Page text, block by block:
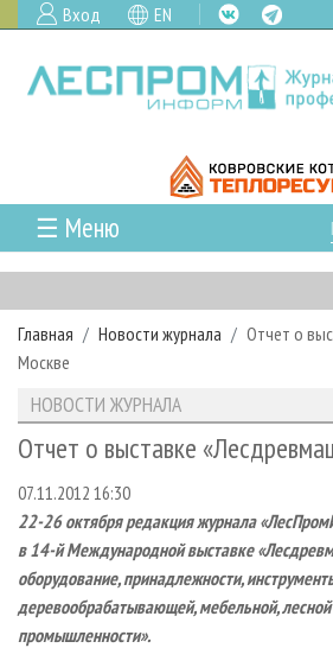
Вход EN
☰ Меню
ГЛАВНАЯ
РУБРИКИ И ТЕМЫ
РУБРИКИ ЖУРНАЛА
ЛЕСОЗАГОТОВКА
ЛЕСОПИЛЕНИЕ
ДЕРЕВООБРАБОТКА
СУШКА ДРЕВЕСИНЫ
ПРОИЗВОДСТВО ДРЕВЕСНЫХ ПЛИТ
ДЕРЕВЯННОЕ ДОМОСТРОЕНИЕ
НОВОСТИ
НОВОСТИ ЛПК
НОВОСТИ КОМПАНИЙ
ПРОЕКТЫ ЛПИ
АНАЛИТИКА
ЛЕСНЫЕ РЕГИОНЫ РОССИИ
ПЕРСОНЫ
МОБИЛЬНЫЕ ВЫСТАВКИ
ОФИЦИАЛЬНЫЕ ДЕЛЕГАЦИИ
СТАТЬИ
ПОДПИСКА
КОНТАКТЫ
РЕКЛАМОДАТЕЛЯМ
РЕКЛАМА
РЕКЛАМА НА САЙТЕ
Главная Новости журнала
Отчет о
Москве
НОВОСТИ ЖУРНАЛА
Отчет о выставке
07.11.2012 16:30
22-26 октября редакция журнала
в 14-й Международной выставке
оборудование, принадлежности,
деревообрабатывающей, мебельной,
промышленности».